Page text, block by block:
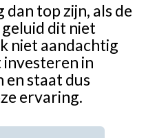
top zijn, als de
dit niet
niet aandachtig
in
en staat dus
ervaring.